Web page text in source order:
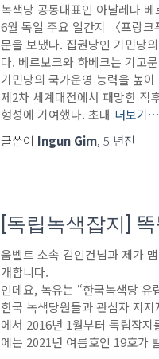
녹색당 공동대표인 아날레나
6월 독일 주요 일간지 〈프랑
문을 보냈다. 집권당인 기민당
다. 베르보크와 하베크는 기고
기민당의 국가운영 능력을 높
제2차 세계대전에서 패망한 직
형성에 기여했다. 초대 더보기…
글쓴이 Ingun Gim, 5 년전
[독립녹색잡지]
움벨트 소속 김인건님과 제가
개합니다.
인데요, 녹유는 “한국녹색당
한국 녹색당원들과 관심자 지
에서 2016년 1월부터 독립잡
에는 2021년 여름호인 19호가